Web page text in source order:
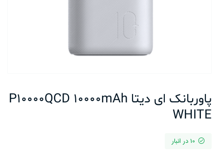
پاوربانک ای دیتا P10000QCD 10000mAh
WHITE
10 در انبار